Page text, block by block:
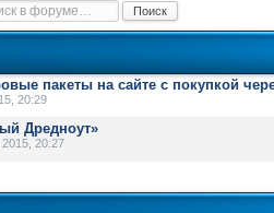
пакеты на сайте с покупкой
20:29
Дредноут»
20:27